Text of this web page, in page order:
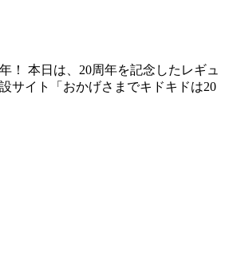
！ 本日は、20周年を記念したレギュ
サイト「おかげさまでキドキドは20